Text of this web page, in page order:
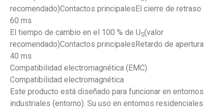
recomendado)Contactos principalesEl cierre de retraso
60 ms
El tiempo de cambio en el 100 % de US(valor
recomendado)Contactos principalesRetardo de apertura
40 ms
Compatibilidad electromagnética (EMC)
Compatibilidad electromagnética
Este producto está diseñado para funcionar en entornos
industriales (entorno). Su uso en entornos residenciales